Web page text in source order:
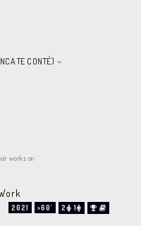
TE CONTÉ)
works on
2021 >60' 2 1